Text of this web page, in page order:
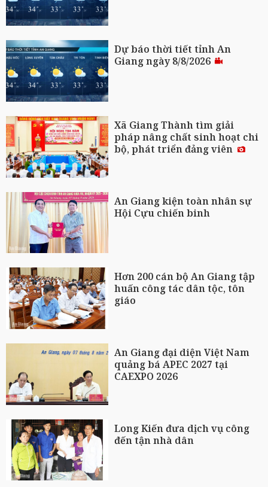
Dự báo thời tiết tỉnh An
Giang ngày 8/8/2026
Xã Giang Thành tìm giải
pháp nâng chất sinh hoạt chi
bộ, phát triển đảng viên
An Giang kiện toàn nhân sự
Hội Cựu chiến binh
Hơn 200 cán bộ An Giang tập
huấn công tác dân tộc, tôn
giáo
An Giang đại diện Việt Nam
quảng bá APEC 2027 tại
CAEXPO 2026
Long Kiến đưa dịch vụ công
đến tận nhà dân